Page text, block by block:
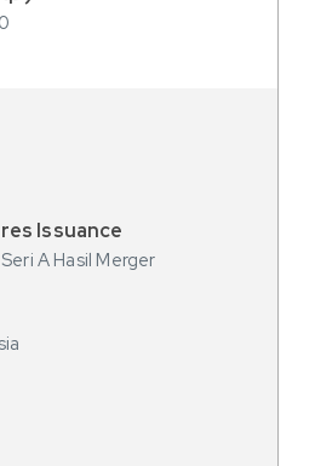
A Hasil Merger